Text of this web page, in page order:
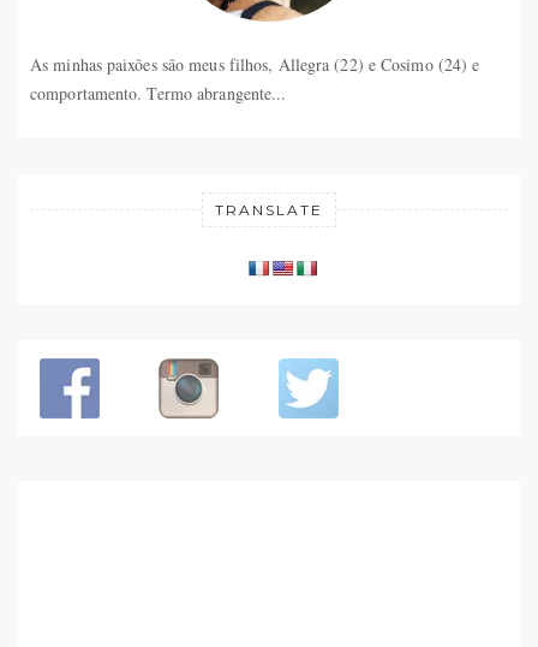
As minhas paixões são meus filhos, Allegra (22) e Cosimo (24) e
comportamento. Termo abrangente...
TRANSLATE